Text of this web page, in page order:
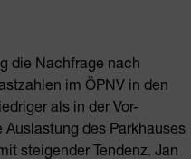
die Nachfrage nach
im ÖPNV in den
als in der Vor-
des Parkhauses
steigender Tendenz. Jan